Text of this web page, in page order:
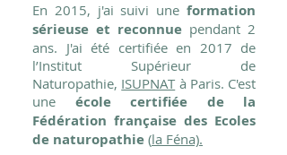
En 2015, j'ai suivi une formation
sérieuse et reconnue pendant 2
ans. J'ai été certifiée en 2017 de
l’Institut Supérieur de
Naturopathie, ISUPNATà Paris. C'est
une école certifiée de la
Fédération française des Ecoles
de naturopathie (la Féna).